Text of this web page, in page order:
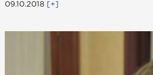
09.10.2018 [+]